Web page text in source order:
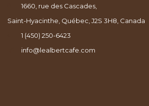
1660, rue des Cascades,
Saint-Hyacinthe, Québec, J2S 3H8, Canada
1 (450) 250-6423
info@lealbertcafe.com